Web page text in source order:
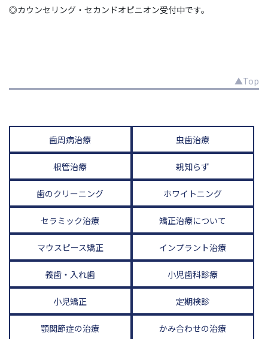
◎カウンセリング・セカンドオピニオン受付中です。
▲Top
歯周病治療 虫歯治療
根管治療 親知らず
歯のクリーニング ホワイトニング
セラミック治療 矯正治療について
マウスピース矯正 インプラント治療
義歯・入れ歯 小児歯科診療
小児矯正 定期検診
顎関節症の治療 かみ合わせの治療